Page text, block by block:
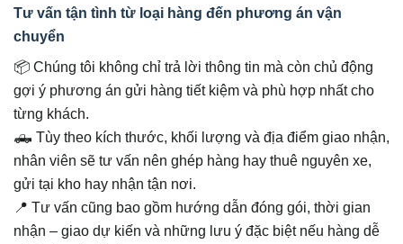
Tư vấn tận tình từ loại hàng đến phương án vận
chuyển
📦 Chúng tôi không chỉ trả lời thông tin mà còn chủ động
gợi ý phương án gửi hàng tiết kiệm và phù hợp nhất cho
từng khách.
🛻 Tùy theo kích thước, khối lượng và địa điểm giao nhận,
nhân viên sẽ tư vấn nên ghép hàng hay thuê nguyên xe,
gửi tại kho hay nhận tận nơi.
📍 Tư vấn cũng bao gồm hướng dẫn đóng gói, thời gian
nhận – giao dự kiến và những lưu ý đặc biệt nếu hàng dễ